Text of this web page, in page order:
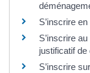
S’inscrire
S’inscrire
justificatif de
S’inscrire